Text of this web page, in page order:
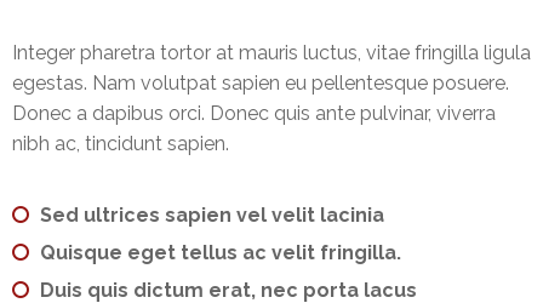
Integer pharetra tortor at mauris luctus, vitae fringilla ligula
egestas. Nam volutpat sapien eu pellentesque posuere.
Donec a dapibus orci. Donec quis ante pulvinar, viverra
nibh ac, tincidunt sapien.
Sed ultrices sapien vel velit lacinia
Quisque eget tellus ac velit fringilla.
Duis quis dictum erat, nec porta lacus